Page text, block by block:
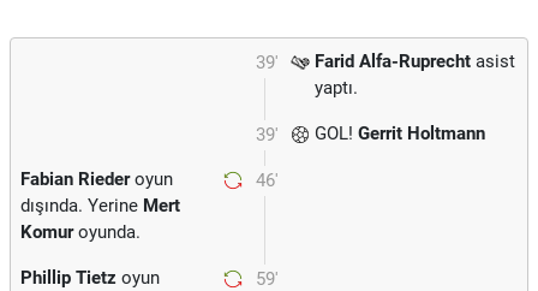
39' Farid Alfa-Ruprecht asist
yaptı.
39' GOL! Gerrit Holtmann
46'
Fabian Riederoyun
dışında. Yerine Mert
Komuroyunda.
59'
Phillip Tietz oyun